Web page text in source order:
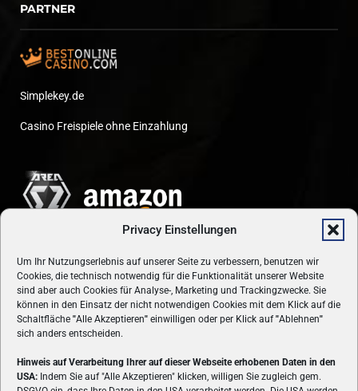
Privacy Einstellungen
Um Ihr Nutzungserlebnis auf unserer Seite zu verbessern, benutzen wir
Cookies, die technisch notwendig für die Funktionalität unserer Website
sind aber auch Cookies für Analyse-, Marketing und Trackingzwecke. Sie
können in den Einsatz der nicht notwendigen Cookies mit dem Klick auf die
Schaltfläche "Alle Akzeptieren" einwilligen oder per Klick auf"Ablehnen"
sich anders entscheiden.
Hinweis auf Verarbeitung Ihrer auf dieser Webseite erhobenen Daten in den
USA: Indem Sie auf "Alle Akzeptieren" klicken, willigen Sie zugleich gem.
PARTNER
Simplekey.de
Casino Freispiele ohne Einzahlung
ÜBER UNS